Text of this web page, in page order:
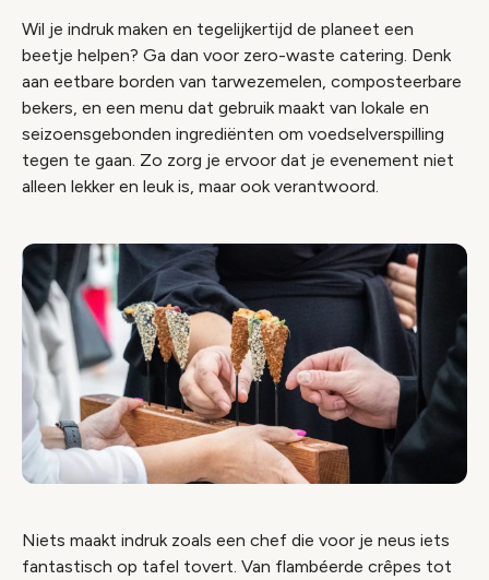
Wil je indruk maken en tegelijkertijd de planeet een
beetje helpen? Ga dan voor zero-waste catering. Denk
aan eetbare borden van tarwezemelen, composteerbare
bekers, en een menu dat gebruik maakt van lokale en
seizoensgebonden ingrediënten om voedselverspilling
tegen te gaan. Zo zorg je ervoor dat je evenement niet
alleen lekker en leuk is, maar ook verantwoord.
Niets maakt indruk zoals een chef die voor je neus iets
fantastisch op tafel tovert. Van flambéerde crêpes tot